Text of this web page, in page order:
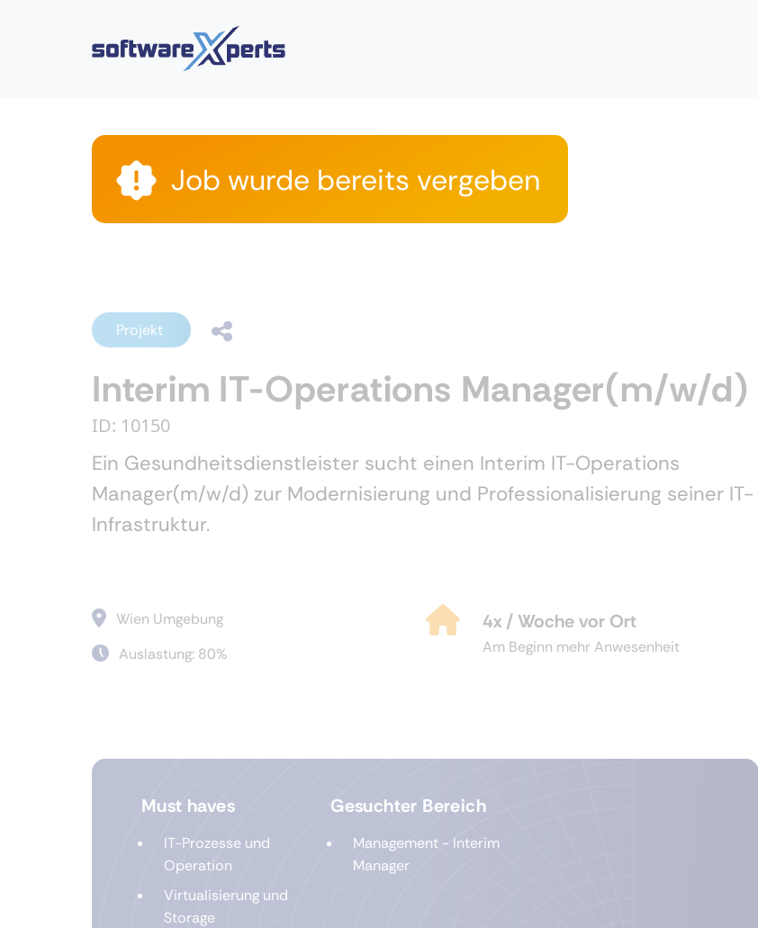
Job wurde bereits vergeben
Projekt
Interim IT-Operations Manager(m/w/d)
ID: 10150
Ein Gesundheitsdienstleister sucht einen Interim IT-Operations
Manager(m/w/d) zur Modernisierung und Professionalisierung seiner IT-
Infrastruktur.
Wien Umgebung
Auslastung: 80%
4x / Woche vor Ort
Am Beginn mehr Anwesenheit
Must haves
IT-Prozesse und
Operation
Virtualisierung und
Storage
Gesuchter Bereich
Management - Interim
Manager